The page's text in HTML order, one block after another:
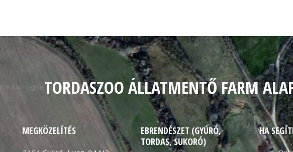
TORDASZOO ÁLLATMENTŐ FARM
MEGKÖZELÍTÉS
EBRENDÉSZET (GYÚRÓ,
TORDAS, SUKORÓ)
HA